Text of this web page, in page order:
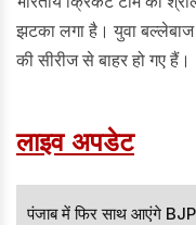
झटका लगा है। युवा बल्लेबाज
की सीरीज से बाहर हो गए हैं।
लाइव अपडेट
पंजाब में फिर साथ आएंगे